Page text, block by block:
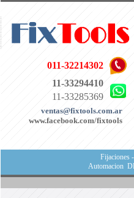
011-32214302
11-33294410
11-33285369
ventas@fixtools.com.ar
www.facebook.com/fixtools
Fijaciones
Automacion